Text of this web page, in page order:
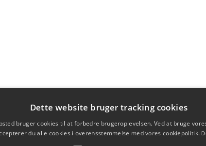
Dette website bruger tracking cookies
bruger cookies til at forbedre brugeroplevelsen. Ved at bruge
du alle cookies i overensstemmelse med vores cookiepolitik.